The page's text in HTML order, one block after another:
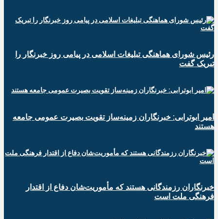
رئیس شورای هماهنگی تبلیغات اسلامی در پیامی روز خبرنگار را
تبریک گفت
امیر ابوترابی: خبرنگاران زمینه‌ساز تقویت بصیرت عمومی جامعه
هستند
خبرنگاران رزمندگانی هستند که مأموریت‌شان دفاع از اقتدار
فرهنگی ملت است